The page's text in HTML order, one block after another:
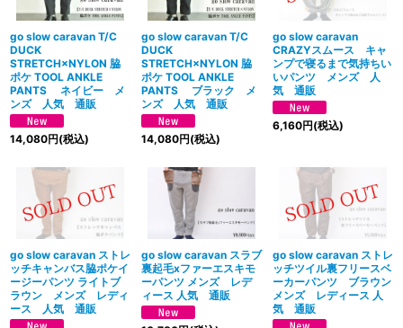
go slow caravan T/C
DUCK
STRETCH×NYLON 脇
ポケ TOOL ANKLE
PANTS ネイビー メ
ンズ 人気 通販
14,080円(税込)
go slow caravan T/C
DUCK
STRETCH×NYLON 脇
ポケ TOOL ANKLE
PANTS ブラック メ
ンズ 人気 通販
14,080円(税込)
go slow caravan
CRAZYスムース キャ
ンプで寝るまで気持ちい
いパンツ メンズ 人
気 通販
6,160円(税込)
go slow caravan ストレ
ッチキャンバス脇ポケイ
ージーパンツ ライトブ
ラウン メンズ レディ
ース 人気 通販
go slow caravan スラブ
裏起毛xファーエスキモ
ーパンツ メンズ レデ
ィース 人気 通販
go slow caravan ストレ
ッチツイル裏フリースベ
ーカーパンツ ブラウン
メンズ レディース 人
気 通販